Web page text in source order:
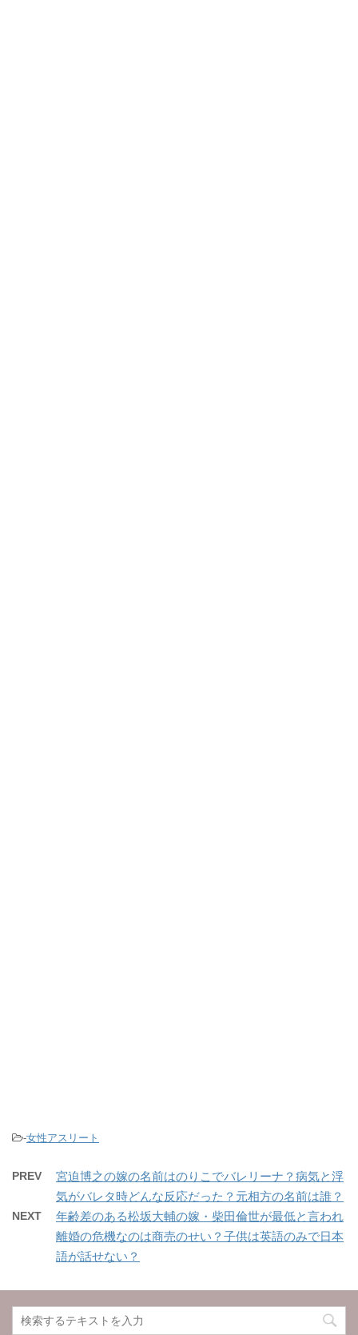
-女性アスリート
PREV
宮迫博之の嫁の名前はのりこでバレリーナ？病気と浮
気がバレタ時どんな反応だった？元相方の名前は誰？
NEXT
年齢差のある松坂大輔の嫁・柴田倫世が最低と言われ
離婚の危機なのは商売のせい？子供は英語のみで日本
語が話せない？